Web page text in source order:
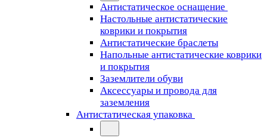
Антистатическое оснащение
Настольные антистатические
коврики и покрытия
Антистатические браслеты
Напольные антистатические коврики
и покрытия
Заземлители обуви
Аксессуары и провода для
заземления
Антистатическая упаковка